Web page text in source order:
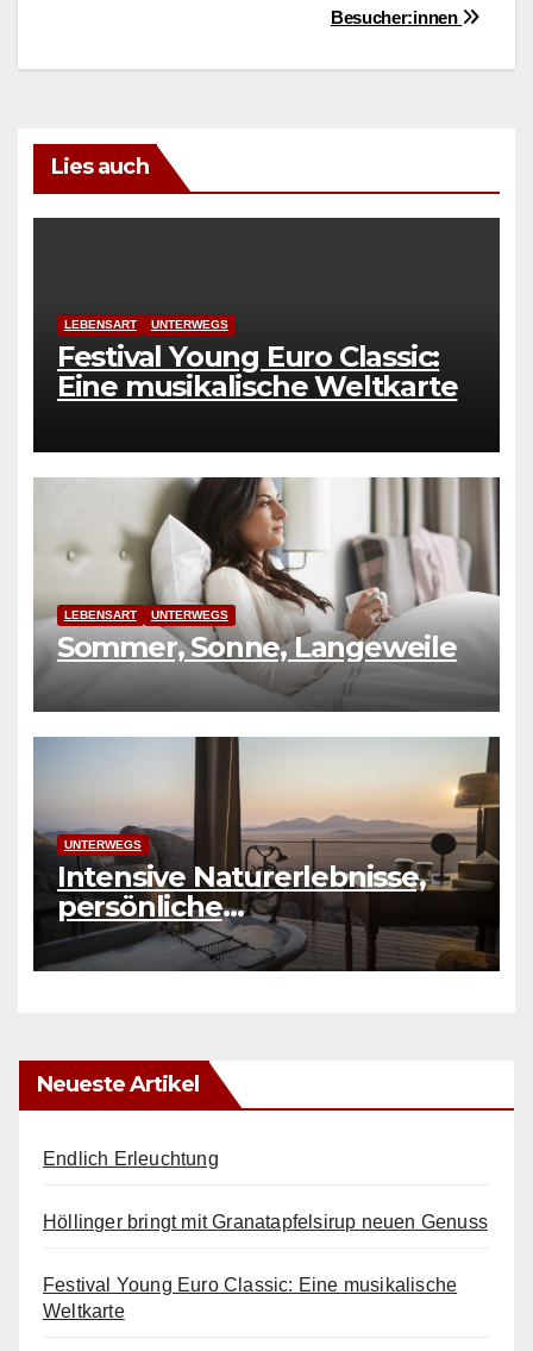
Besucher:innen
Lies auch
LEBENSART UNTERWEGS
Festival Young Euro Classic:
Eine musikalische Weltkarte
LEBENSART UNTERWEGS
Sommer, Sonne, Langeweile
UNTERWEGS
Intensive Naturerlebnisse,
persönliche
Herausforderungen und
authentische Erfahrungen
Neueste Artikel
Endlich Erleuchtung
Höllinger bringt mit Granatapfelsirup neuen Genuss
Festival Young Euro Classic: Eine musikalische
Weltkarte